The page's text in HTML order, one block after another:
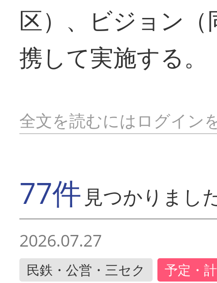
区）、ビジョン
携して実施する。
全文を読むにはログイン
77件 見つかりまし
2026.07.27
民鉄・公営・三セク 予定・